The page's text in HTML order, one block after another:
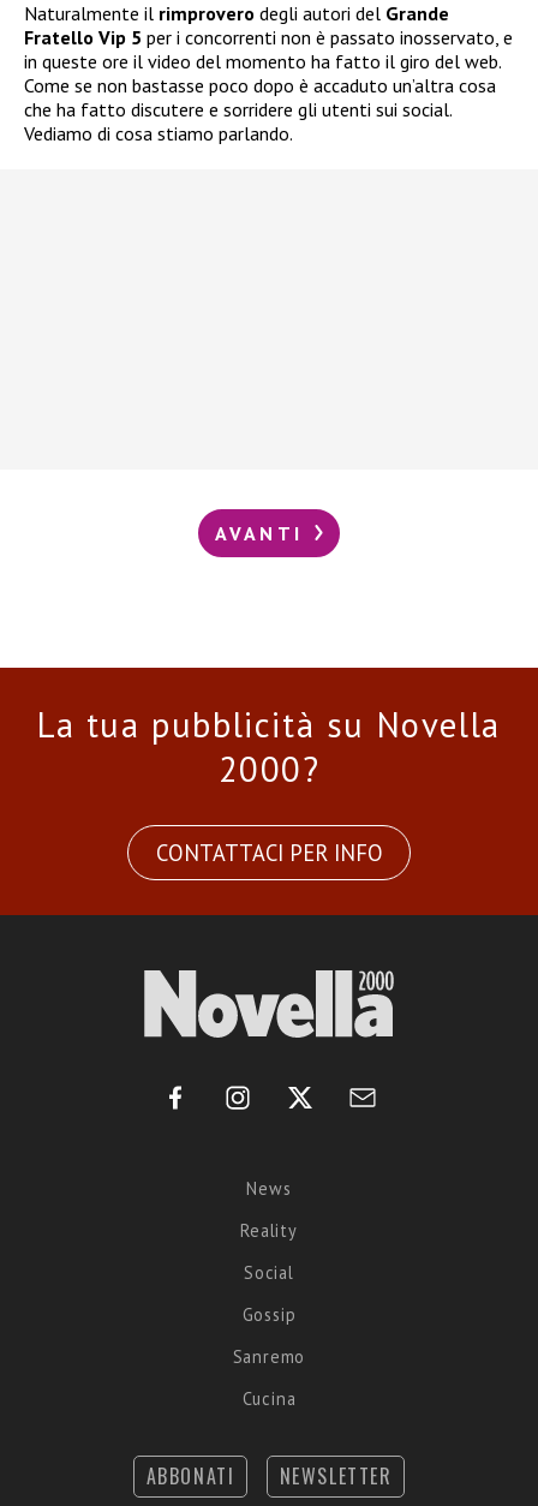
Naturalmente il rimprovero degli autori del Grande
Fratello Vip 5 per i concorrenti non è passato inosservato, e
in queste ore il video del momento ha fatto il giro del web.
Come se non bastasse poco dopo è accaduto un’altra cosa
che ha fatto discutere e sorridere gli utenti sui social.
Vediamo di cosa stiamo parlando.
AVANTI
La tua pubblicità su Novella
2000?
CONTATTACI PER INFO
News
Reality
Social
Gossip
Sanremo
Cucina
ABBONATI NEWSLETTER